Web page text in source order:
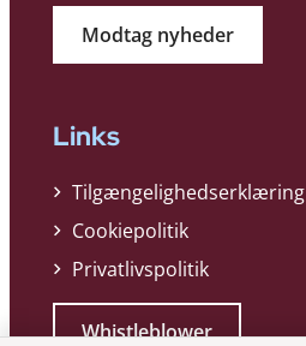
Modtag nyheder
Links
Tilgængelighedserklæring
Cookiepolitik
Privatlivspolitik
Whistleblower